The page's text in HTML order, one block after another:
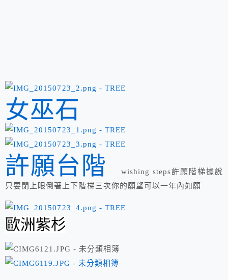
女巫石
許願台階 wishing steps許願階梯據說
只要閉上眼倒著上下階梯三次你的願望可以一年內如願
歐洲紫杉